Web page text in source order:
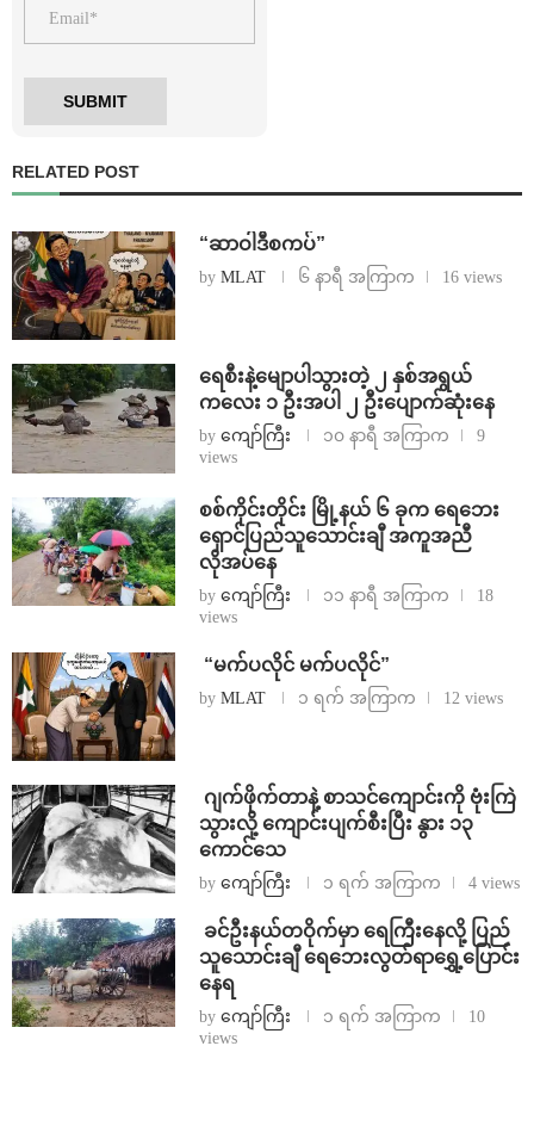
RELATED POST
“ဆာဝါဒီစကပ်”
by MLAT ၆ နာရီ အကြာက 16 views
ရေစီးနဲ့မျောပါသွားတဲ့ ၂ နှစ်အရွယ်
ကလေး ၁ ဦးအပါ ၂ ဦးပျောက်ဆုံးနေ
by ကျော်ကြီး ၁၀ နာရီ အကြာက
9
views
စစ်ကိုင်းတိုင်း မြို့နယ် ၆ ခုက ရေဘေး
ရှောင်ပြည်သူသောင်းချီ အကူအညီ
လိုအပ်နေ
by ကျော်ကြီး ၁၁ နာရီ အကြာက
18
views
⁨ ⁨“မက်ပလိုင် မက်ပလိုင်”
by MLAT ၁ ရက် အကြာက 12 views
⁨⁩ ⁨ဂျက်ဖိုက်တာနဲ့ စာသင်ကျောင်းကို ဗုံးကြဲ
သွားလို့ ကျောင်းပျက်စီးပြီး နွား ၁၃
ကောင်သေ
by ကျော်ကြီး ၁ ရက် အကြာက 4 views
⁩ ⁨ခင်ဦးနယ်တဝိုက်မှာ ရေကြီးနေလို့ ပြည်
သူသောင်းချီ ရေဘေးလွတ်ရာရွှေ့ပြောင်း
နေရ
by ကျော်ကြီး ၁ ရက် အကြာက
10
views